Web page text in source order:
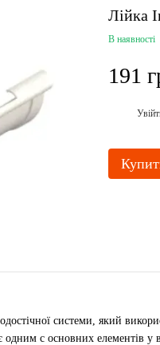
Лійка
В наявності
191
системи, який
с основних елементів у